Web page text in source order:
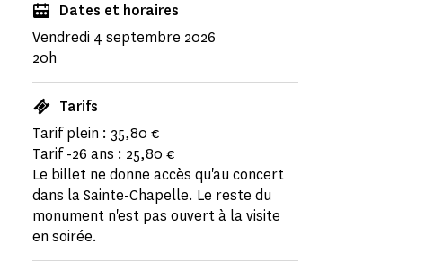
Dates et horaires
Vendredi 4 septembre 2026
20h
Tarifs
Tarif plein : 35,80 €
Tarif -26 ans : 25,80 €
Le billet ne donne accès qu'au concert
dans la Sainte-Chapelle. Le reste du
monument n'est pas ouvert à la visite
en soirée.